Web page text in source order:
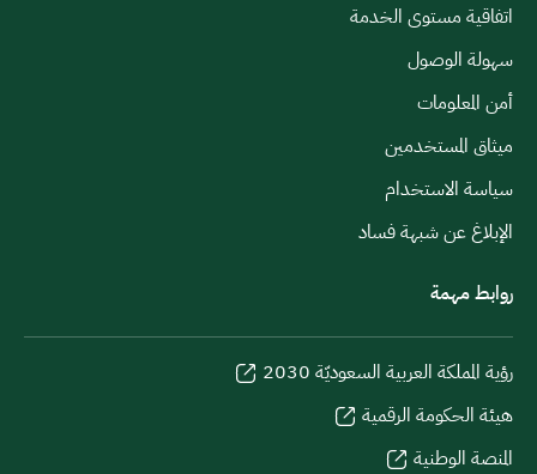
اتفاقية مستوى الخدمة
سهولة الوصول
أمن المعلومات
ميثاق المستخدمين
سياسة الاستخدام
الإبلاغ عن شبهة فساد
روابط مهمة
رؤية المملكة العربية السعوديّة 2030
هيئة الحكومة الرقمية
المنصة الوطنية